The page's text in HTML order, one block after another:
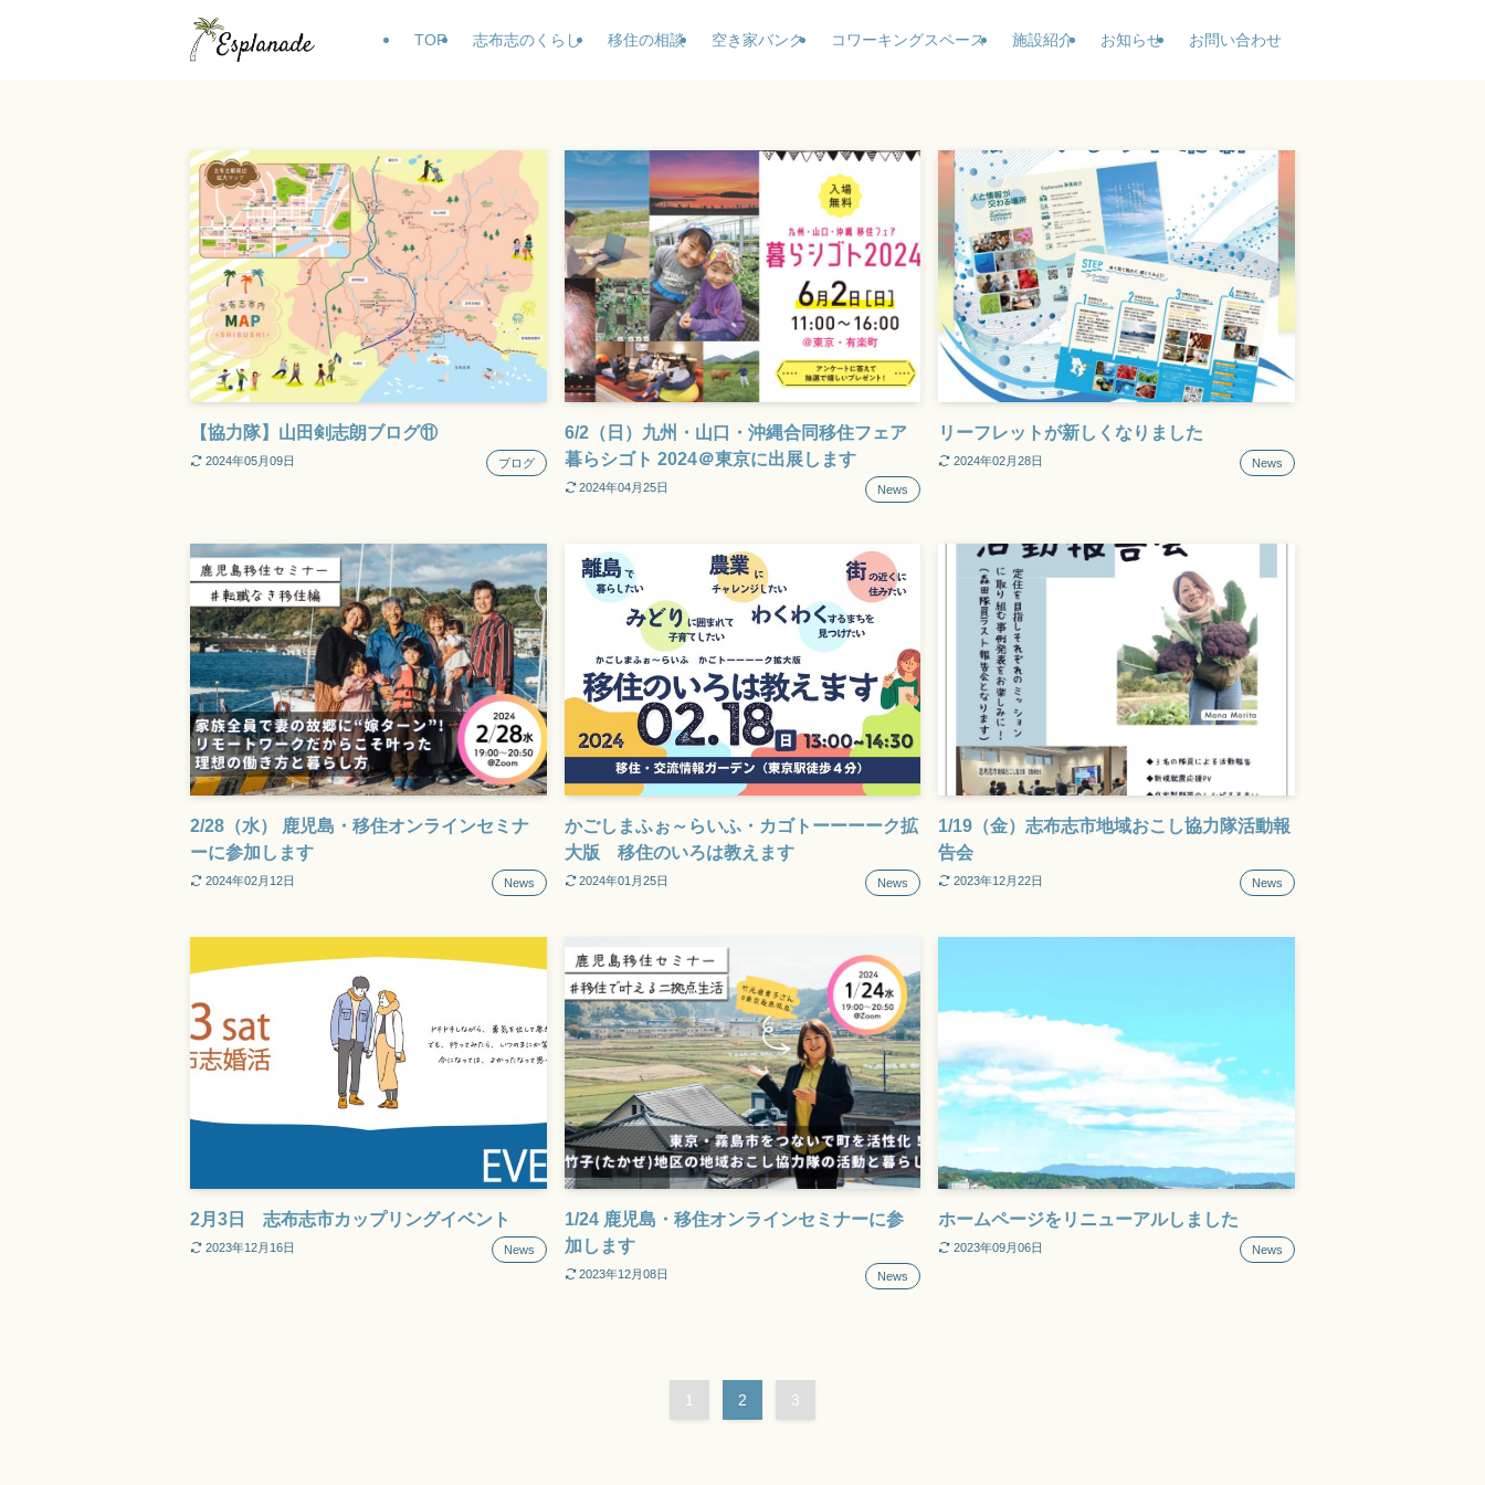
TOP 志布志のくらし 移住の相談 空き家バンク コワーキングスペース 施設紹介 お知らせ お問い合わせ
【協力隊】山田剣志朗ブログ⑪
2024年05月09日 ブログ
6/2（日）九州・山口・沖縄合同移住フェア
暮らシゴト 2024＠東京に出展します
2024年04月25日 News
リーフレットが新しくなりました
2024年02月28日 News
2/28（水） 鹿児島・移住オンラインセミナ
ーに参加します
2024年02月12日 News
かごしまふぉ～らいふ・カゴトーーーーク拡
大版 移住のいろは教えます
2024年01月25日 News
1/19（金）志布志市地域おこし協力隊活動報
告会
2023年12月22日 News
2月3日 志布志市カップリングイベント
2023年12月16日 News
1/24 鹿児島・移住オンラインセミナーに参
加します
2023年12月08日 News
ホームページをリニューアルしました
2023年09月06日 News
1 2 3